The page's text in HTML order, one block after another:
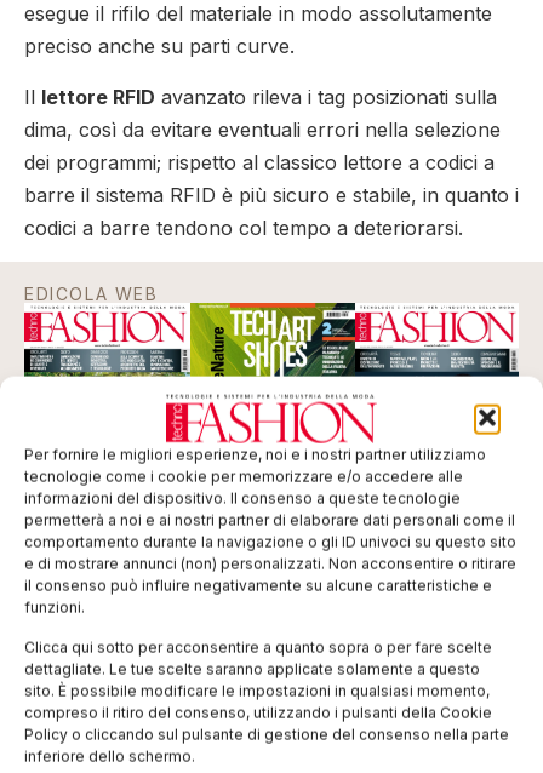
Per fornire le migliori esperienze, noi e i nostri partner utilizziamo
tecnologie come i cookie per memorizzare e/o accedere alle
informazioni del dispositivo. Il consenso a queste tecnologie
permetterà a noi e ai nostri partner di elaborare dati personali come il
comportamento durante la navigazione o gli ID univoci su questo sito
e di mostrare annunci (non) personalizzati. Non acconsentire o ritirare
il consenso può influire negativamente su alcune caratteristiche e
funzioni.
Clicca qui sotto per acconsentire a quanto sopra o per fare scelte
dettagliate. Le tue scelte saranno applicate solamente a questo
sito. È possibile modificare le impostazioni in qualsiasi momento,
compreso il ritiro del consenso, utilizzando i pulsanti della Cookie
Policy o cliccando sul pulsante di gestione del consenso nella parte
inferiore dello schermo.
esegue il rifilo del materiale in modo assolutamente
preciso anche su parti curve.
Il lettore RFID avanzato rileva i tag posizionati sulla
dima, così da evitare eventuali errori nella selezione
dei programmi; rispetto al classico lettore a codici a
barre il sistema RFID è più sicuro e stabile, in quanto i
codici a barre tendono col tempo a deteriorarsi.
EDICOLA WEB
ISCRIVITI ALLA NEWSLETTER